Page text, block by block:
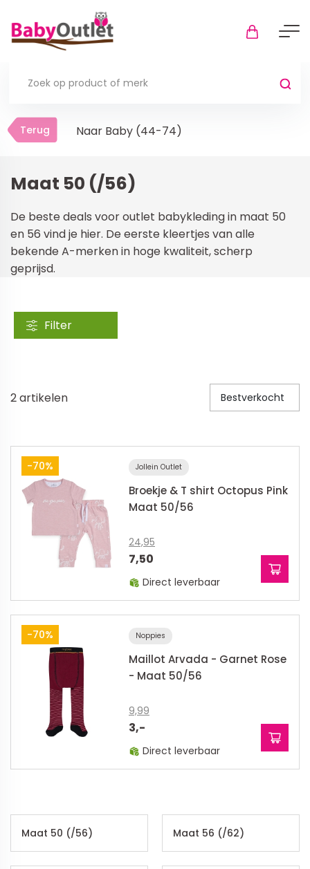
Terug
Boxkleden
Boxmatrassen en hoeslakens
Muziekmobiel
Veiligheid in en om huis
Kinderstoelen
Kinderstoelen
Kindermeubels
Accessoires
Schommelstoelen en wipstoeltjes
Meer
Terug Naar Baby (44-74)
Maat 50 (/56)
De beste deals voor outlet babykleding in maat 50
en 56 vind je hier. De eerste kleertjes van alle
bekende A-merken in hoge kwaliteit, scherp
geprijsd.
Filter
2artikelen Bestverkocht
-70% Jollein Outlet
Broekje & T shirt Octopus Pink
Maat 50/56
24,95
7,50
Direct leverbaar
-70% Noppies
Maillot Arvada - Garnet Rose
- Maat 50/56
9,99
3,-
Direct leverbaar
Maat 50 (/56) Maat 56 (/62)